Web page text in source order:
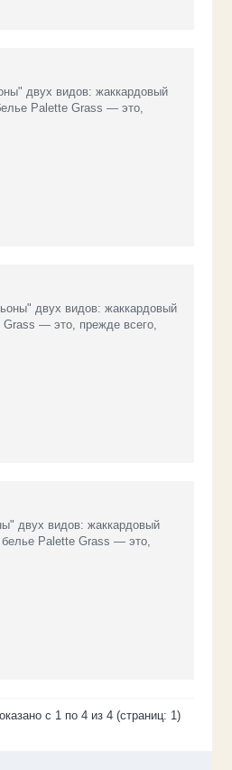
двух видов: жаккардовый
Palette Grass — это,
двух видов: жаккардовый
Grass — это, прежде всего,
двух видов: жаккардовый
белье Palette Grass — это,
с 1 по 4 из 4 (страниц: 1)